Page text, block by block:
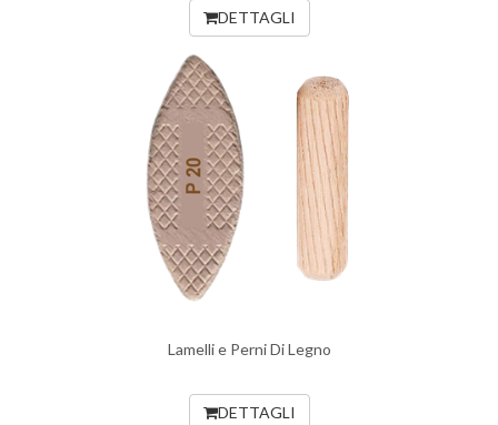
DETTAGLI
Lamelli e Perni Di Legno
DETTAGLI